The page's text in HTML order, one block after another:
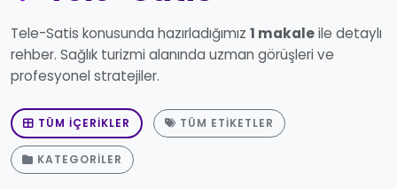
Tele-Satis konusunda hazırladığımız 1 makaleile detaylı
rehber. Sağlık turizmi alanında uzman görüşleri ve
profesyonel stratejiler.
TÜM İÇERIKLER TÜM ETIKETLER
KATEGORILER